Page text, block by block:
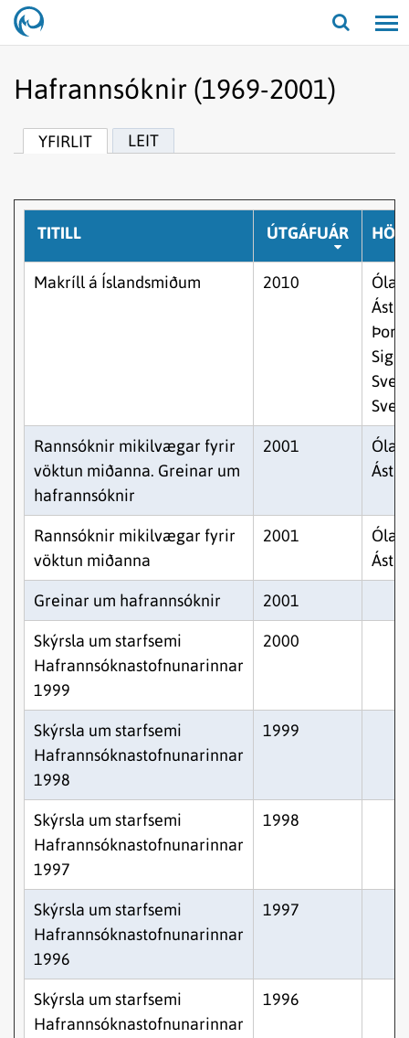
Opna/
Hafrannsóknir (1969-2001)
YFIRLIT LEIT
TITILL ÚTGÁFUÁR
Makríll á Íslandsmiðum 2010
Rannsóknir mikilvægar fyrir
vöktun miðanna. Greinar um
hafrannsóknir
2001
Rannsóknir mikilvægar fyrir
vöktun miðanna
2001
Greinar um hafrannsóknir 2001
Skýrsla um starfsemi
Hafrannsóknastofnunarinnar
1999
2000
Skýrsla um starfsemi
Hafrannsóknastofnunarinnar
1998
1999
Skýrsla um starfsemi
Hafrannsóknastofnunarinnar
1997
1998
Skýrsla um starfsemi
Hafrannsóknastofnunarinnar
1996
1997
Skýrsla um starfsemi
Hafrannsóknastofnunarinnar
1996